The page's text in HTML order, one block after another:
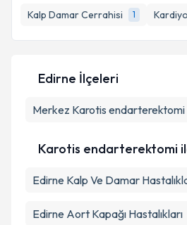
Kalp Damar Cerrahisi
1
E-posta Adresiniz
Kişisel verilerimin
kapsamda işlenmesini
Takvim
Edirne İlçeleri
Merkez Karotis endarterektomi
Karotis endarterektomi
Edirne Kalp Ve Damar
Edirne Aort Kapağı Hastalıkları